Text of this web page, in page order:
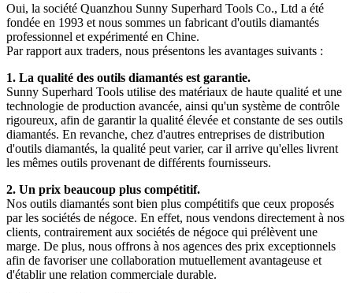
Oui, la société Quanzhou Sunny Superhard Tools Co., Ltd a été
fondée en 1993 et ​​nous sommes un fabricant d'outils diamantés
professionnel et expérimenté en Chine.
Par rapport aux traders, nous présentons les avantages suivants :
1. La qualité des outils diamantés est garantie.
Sunny Superhard Tools utilise des matériaux de haute qualité et une
technologie de production avancée, ainsi qu'un système de contrôle
rigoureux, afin de garantir la qualité élevée et constante de ses outils
diamantés. En revanche, chez d'autres entreprises de distribution
d'outils diamantés, la qualité peut varier, car il arrive qu'elles livrent
les mêmes outils provenant de différents fournisseurs.
2. Un prix beaucoup plus compétitif.
Nos outils diamantés sont bien plus compétitifs que ceux proposés
par les sociétés de négoce. En effet, nous vendons directement à nos
clients, contrairement aux sociétés de négoce qui prélèvent une
marge. De plus, nous offrons à nos agences des prix exceptionnels
afin de favoriser une collaboration mutuellement avantageuse et
d'établir une relation commerciale durable.